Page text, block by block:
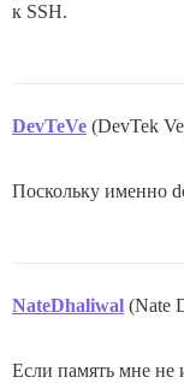
к SSH.
DevTeVe (DevTek
Поскольку именно
NateDhaliwal (Nate
Если память мне не